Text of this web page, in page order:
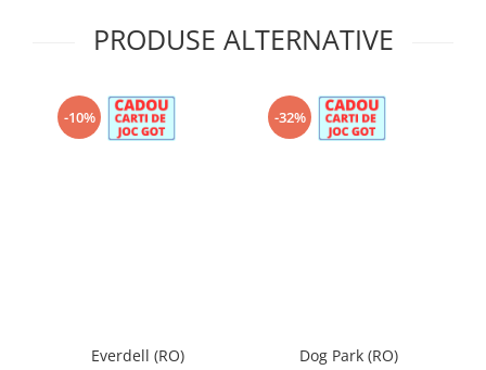
PRODUSE ALTERNATIVE
-10%
Everdell (RO)
-32%
Dog Park (RO)